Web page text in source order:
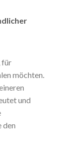
für
möchten.
und
den